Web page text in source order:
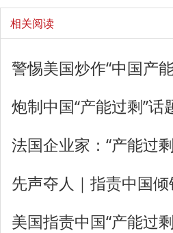
相关阅读
警惕美国炒作“中国产
炮制中国“产能过剩”
法国企业家：“产能过
先声夺人｜指责中国
美国指责中国“产能过